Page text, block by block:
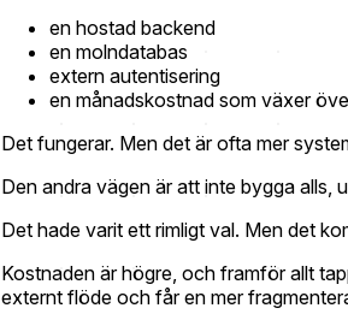
en hostad backend
en molndatabas
extern autentisering
en månadskostnad som växer
Det fungerar. Men det är ofta mer
Den andra vägen är att inte bygga alls,
Det hade varit ett rimligt val. Men det
Kostnaden är högre, och framför allt
externt flöde och får en mer